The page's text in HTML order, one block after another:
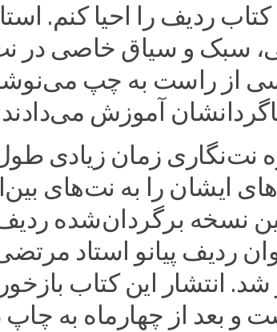
ردیف را احیا کنم.
سبک و سیاق خاصی در
از راست به چپ
آموزش
نت‌نگاری زمان زیادی
ایشان را به نت‌های
نسخه برگردان‌شده
با عنوان ردیف پیانو استاد
انتشار این کتاب
و بعد از چهارماه به چاپ